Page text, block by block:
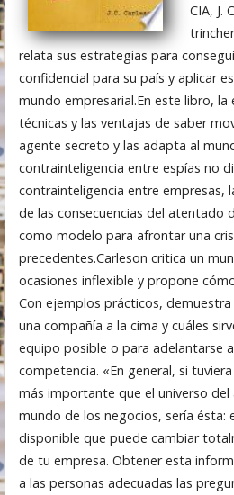
CIA, J.
relata sus estrategias para
confidencial para su país y aplicar
mundo empresarial.En este libro, la
técnicas y las ventajas de saber
agente secreto y las adapta al
contrainteligencia entre espías no
contrainteligencia entre empresas,
de las consecuencias del atentado
como modelo para afrontar una
precedentes.Carleson critica un
ocasiones inflexible y propone
Con ejemplos prácticos,
una compañía a la cima y cuáles
equipo posible o para adelantarse
competencia. «En general, si
más importante que el universo
mundo de los negocios, sería ésta:
disponible que puede cambiar
de tu empresa. Obtener esta
a las personas adecuadas las